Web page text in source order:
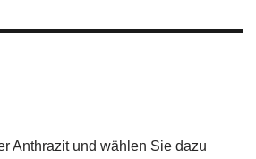
Anthrazit und wählen Sie dazu